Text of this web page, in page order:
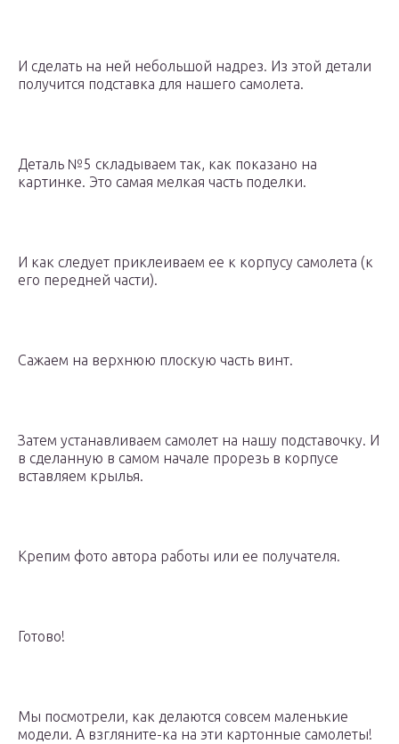
И сделать на ней небольшой надрез. Из этой детали
получится подставка для нашего самолета.
Деталь №5 складываем так, как показано на
картинке. Это самая мелкая часть поделки.
И как следует приклеиваем ее к корпусу самолета (к
его передней части).
Сажаем на верхнюю плоскую часть винт.
Затем устанавливаем самолет на нашу подставочку. И
в сделанную в самом начале прорезь в корпусе
вставляем крылья.
Крепим фото автора работы или ее получателя.
Готово!
Мы посмотрели, как делаются совсем маленькие
модели. А взгляните-ка на эти картонные самолеты!